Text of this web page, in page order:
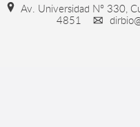
Av. Universidad Nº 330,
4851